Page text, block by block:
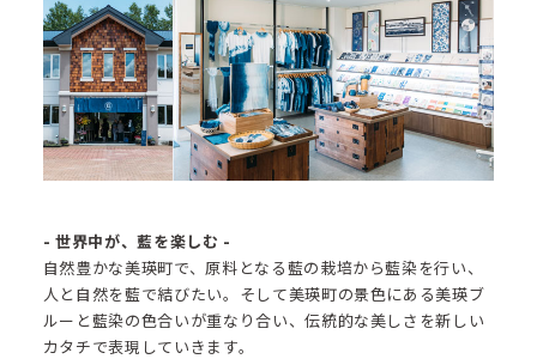
- 世界中が、藍を楽しむ -
自然豊かな美瑛町で、原料となる藍の栽培から藍染を行い、
人と自然を藍で結びたい。そして美瑛町の景色にある美瑛ブ
ルーと藍染の色合いが重なり合い、伝統的な美しさを新しい
カタチで表現していきます。